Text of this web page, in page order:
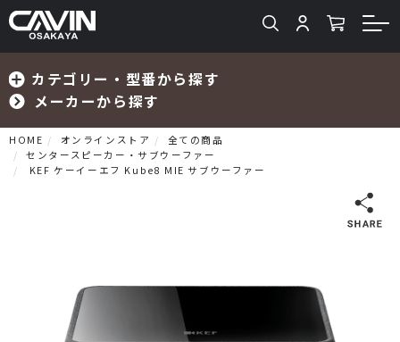
カテゴリー・型番から探す
メーカーから探す
検索
プリメインアンプ
プリアンプ
HOME オンラインストア
全ての商品
センタースピーカー・サブウーファー
KEF ケーイーエフ Kube8 MIE サブウーファー